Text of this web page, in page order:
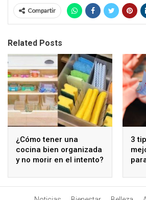
Compartir
Related Posts
¿Cómo tener una
cocina bien organizada
y no morir en el intento?
3